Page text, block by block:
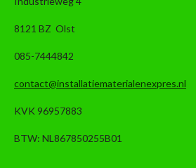
8121 BZ Olst
085-7444842
contact@installatiematerialenexpres.nl
KVK 96957883
BTW: NL867850255B01